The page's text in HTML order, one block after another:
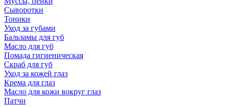
Сыворотки
Тоники
Уход за губами
Бальзамы для губ
Масло для губ
Помада гигиеническая
Скраб для губ
Уход за кожей глаз
Крема для глаз
Масло для кожи вокруг глаз
Патчи